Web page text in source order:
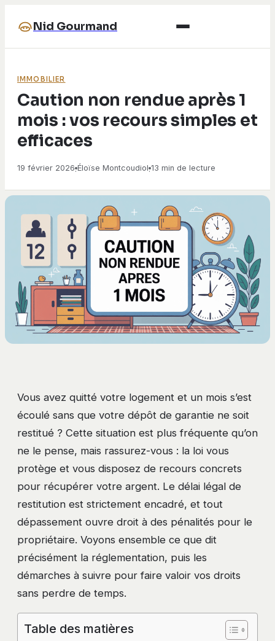
Nid Gourmand
IMMOBILIER
Caution non rendue après 1
mois : vos recours simples et
efficaces
19 février 2026·Éloïse Montcoudiol·13 min de lecture
Vous avez quitté votre logement et un mois s’est
écoulé sans que votre dépôt de garantie ne soit
restitué ? Cette situation est plus fréquente qu’on
ne le pense, mais rassurez-vous : la loi vous
protège et vous disposez de recours concrets
pour récupérer votre argent. Le délai légal de
restitution est strictement encadré, et tout
dépassement ouvre droit à des pénalités pour le
propriétaire. Voyons ensemble ce que dit
précisément la réglementation, puis les
démarches à suivre pour faire valoir vos droits
sans perdre de temps.
Table des matières